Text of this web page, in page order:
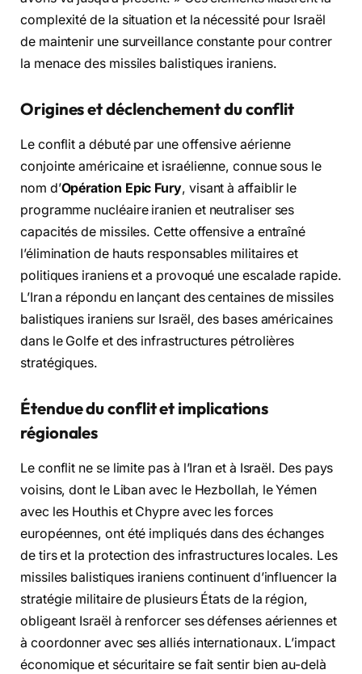
complexité de la situation et la nécessité pour Israël
de maintenir une surveillance constante pour contrer
la menace des missiles balistiques iraniens.
Origines et déclenchement du conflit
Le conflit a débuté par une offensive aérienne
conjointe américaine et israélienne, connue sous le
nom d’Opération Epic Fury, visant à affaiblir le
programme nucléaire iranien et neutraliser ses
capacités de missiles. Cette offensive a entraîné
l’élimination de hauts responsables militaires et
politiques iraniens et a provoqué une escalade rapide.
L’Iran a répondu en lançant des centaines de missiles
balistiques iraniens sur Israël, des bases américaines
dans le Golfe et des infrastructures pétrolières
stratégiques.
Étendue du conflit et implications
régionales
Le conflit ne se limite pas à l’Iran et à Israël. Des pays
voisins, dont le Liban avec le Hezbollah, le Yémen
avec les Houthis et Chypre avec les forces
européennes, ont été impliqués dans des échanges
de tirs et la protection des infrastructures locales. Les
missiles balistiques iraniens continuent d’influencer la
stratégie militaire de plusieurs États de la région,
obligeant Israël à renforcer ses défenses aériennes et
à coordonner avec ses alliés internationaux. L’impact
économique et sécuritaire se fait sentir bien au-delà